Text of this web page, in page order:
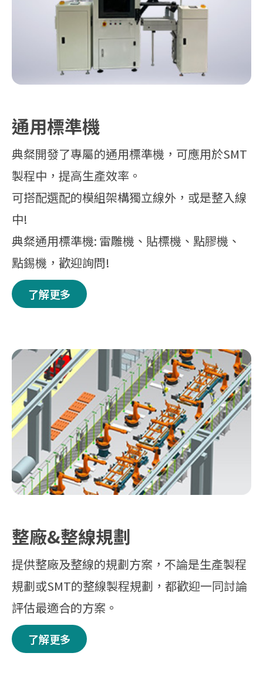
通用標準機
典粲開發了專屬的通用標準機，可應用於SMT
製程中，提高生產效率。
可搭配選配的模組架構獨立線外，或是整入線
中!
典粲通用標準機: 雷雕機、貼標機、點膠機、
點錫機，歡迎詢問!
了解更多
整廠&整線規劃
提供整廠及整線的規劃方案，不論是生產製程
規劃或SMT的整線製程規劃，都歡迎一同討論
評估最適合的方案。
了解更多